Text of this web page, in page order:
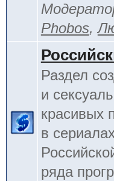
Phobos,
Раздел
и
красивых
в
ряда